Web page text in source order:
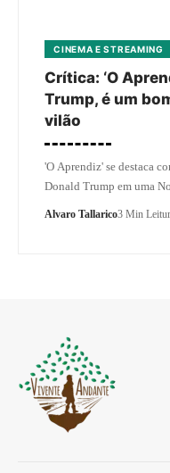
CINEMA E STREAMING
Crítica: ‘O
Trump, é um
vilão
'O Aprendiz' se destaca
Donald Trump em uma
Alvaro Tallarico3 Min